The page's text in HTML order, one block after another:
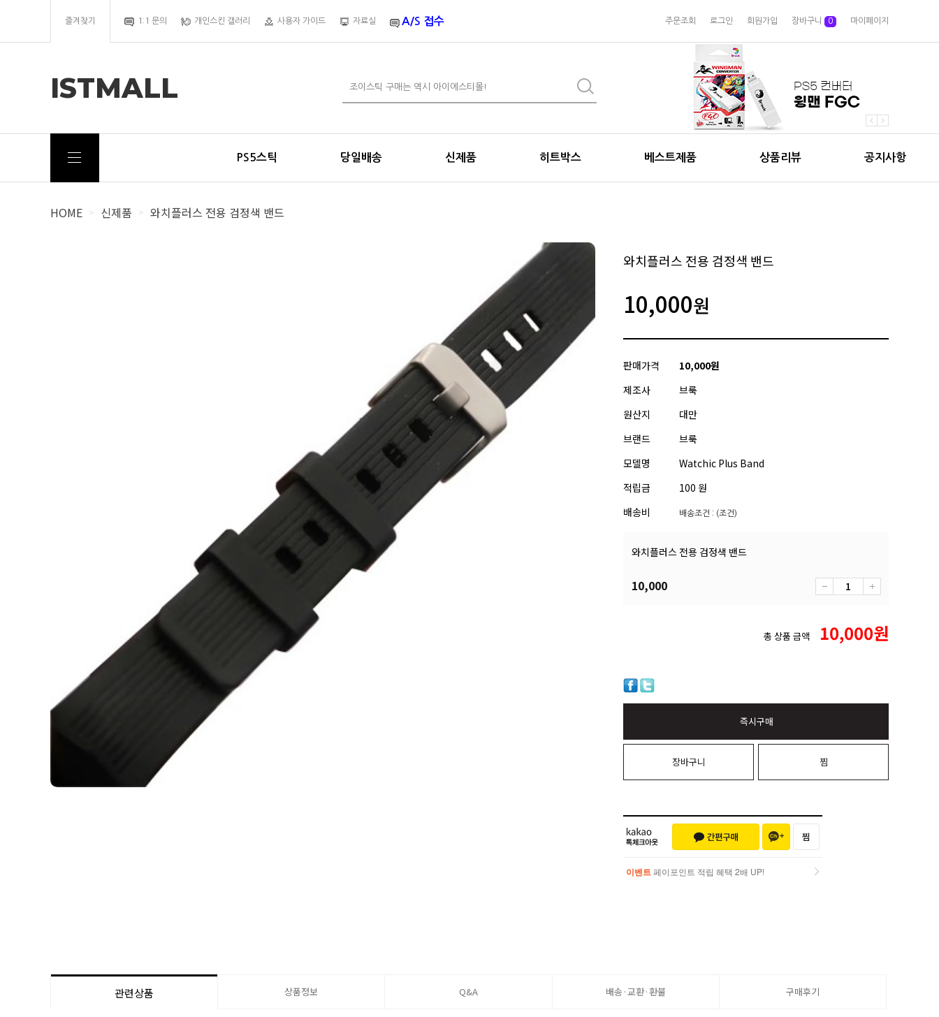
즐겨찾기 1:1 문의 개인스킨 갤러리 사용자 가이드 자료실 A/S 접수 주문조회 로그인 회원가입 장바구니 0 마이페이지
ISTMALL
PS5스틱 당일배송 신제품 히트박스 베스트제품 상품리뷰 공지사항
HOME > 신제품 > 와치플러스 전용 검정색 밴드
와치플러스 전용 검정색 밴드
10,000원
판매가격 10,000원
제조사
브룩
원산지
대만
브랜드
브룩
모델명
Watchic Plus Band
적립금
100 원
배송비
배송조건 : (조건)
와치플러스 전용 검정색 밴드
10,000
총 상품 금액 10,000원
즉시구매
장바구니 찜
이벤트 페이포인트 적립 혜택 2배 UP!
관련상품 상품정보 Q&A 배송·교환·환불 구매후기